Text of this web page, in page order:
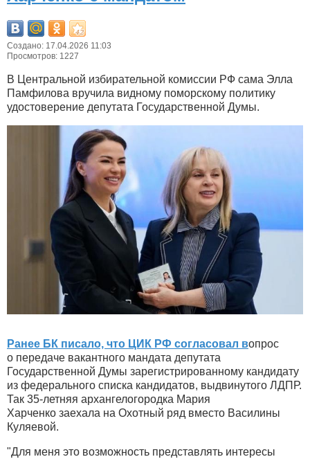
Создано: 17.04.2026 11:03
Просмотров: 1227
В Центральной избирательной комиссии РФ сама Элла
Памфилова вручила видному поморскому политику
удостоверение депутата Государственной Думы.
Ранее БК писало, что ЦИК РФ согласовал вопрос
о передаче вакантного мандата депутата
Государственной Думы зарегистрированному кандидату
из федерального списка кандидатов, выдвинутого ЛДПР.
Так 35-летняя архангелогородка Мария
Харченко заехала на Охотный ряд вместо Василины
Куляевой.
"Для меня это возможность представлять интересы